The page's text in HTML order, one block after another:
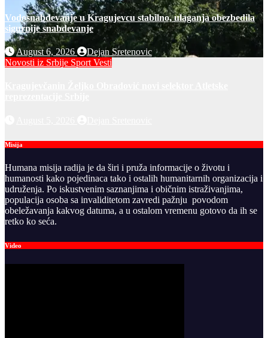
Vodosnabdevanje u Kragujevcu stabilno, ulaganja obezbedila
sigurnije snabdevanje
August 6, 2026
Dejan Sretenovic
Novosti iz Srbije Sport Vesti
Misija
Humana misija radija je da širi i pruža informacije o životu i
humanosti kako pojedinaca tako i ostalih humanitarnih organizacija i
udruženja. Po iskustvenim saznanjima i običnim istraživanjima,
populacija osoba sa invaliditetom zavredi pažnju povodom
obeležavanja kakvog datuma, a u ostalom vremenu gotovo da ih se
retko ko seća.
Video